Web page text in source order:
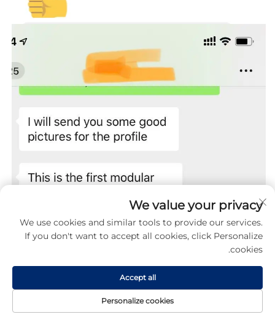
We value your privacy
We use cookies and similar tools to provide our services.
If you don't want to accept all cookies, click Personalize
cookies.
Personalize cookies
Accept all